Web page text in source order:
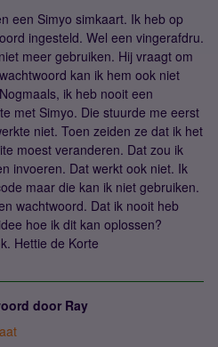
een Simyo simkaart. Ik heb op
ingesteld. Wel een vingerafdru.
meer gebruiken. Hij vraagt om
kan ik hem ook niet
ik heb nooit een
met Simyo. Die stuurde me eerst
niet. Toen zeiden ze dat ik het
moest veranderen. Dat zou ik
invoeren. Dat werkt ook niet. Ik
maar die kan ik niet gebruiken.
wachtwoord. Dat ik nooit heb
hoe ik dit kan oplossen?
Hettie de Korte
door Ray